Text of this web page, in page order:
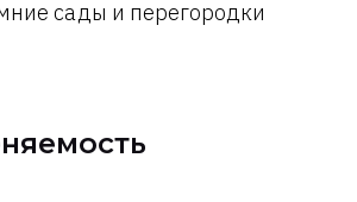
сады и перегородки